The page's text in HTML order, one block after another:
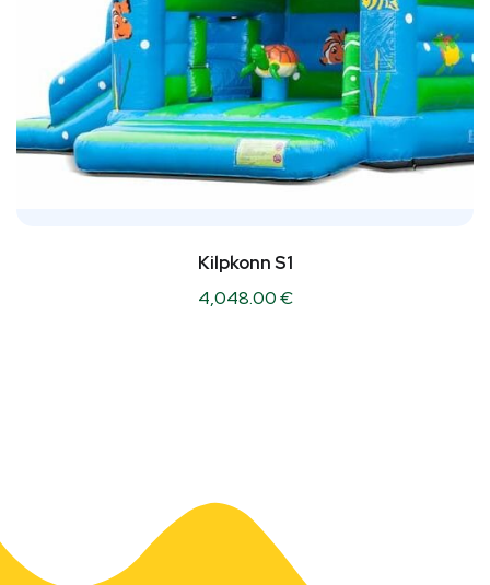
Kilpkonn S1
4,048.00€